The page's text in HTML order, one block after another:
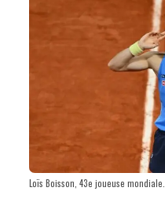
Loïs Boisson, 43e joueuse mondiale.